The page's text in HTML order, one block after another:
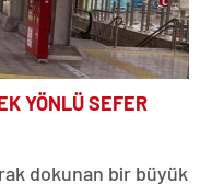
YÖNLÜ SEFER
dokunan bir büyük